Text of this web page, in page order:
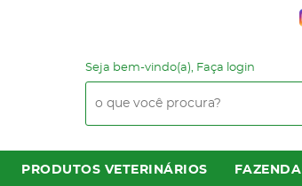
Seja bem-vindo(a), Faça login
PRODUTOS VETERINÁRIOS FAZENDA